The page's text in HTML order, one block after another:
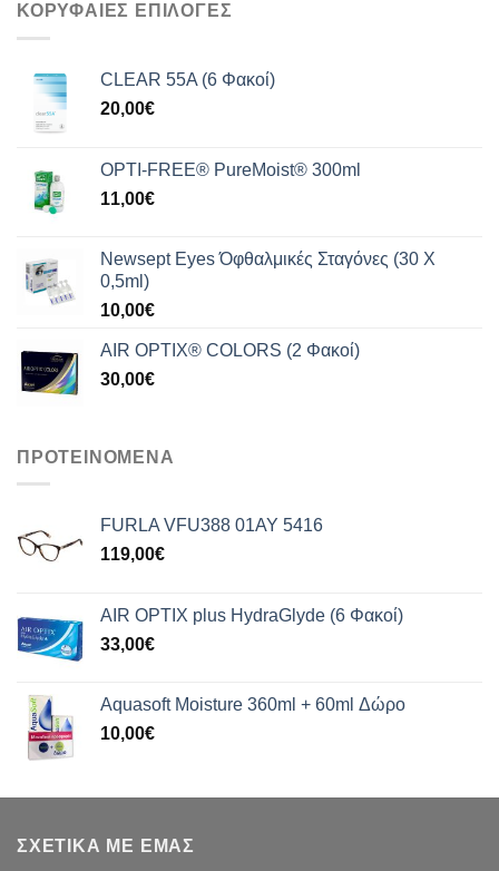
209,99€.
ΚΟΡΥΦΑΙΕΣ ΕΠΙΛΟΓΕΣ
CLEAR 55A (6 Φακοί)
20,00€
OPTI-FREE® PureMoist® 300ml
11,00€
Newsept Eyes Όφθαλμικές Σταγόνες (30 Χ
0,5ml)
10,00€
AIR OPTIX® COLORS (2 Φακοί)
30,00€
ΠΡΟΤΕΙΝΟΜΕΝΑ
FURLA VFU388 01AY 5416
119,00€
AIR OPTIX plus HydraGlyde (6 Φακοί)
33,00€
Aquasoft Moisture 360ml + 60ml Δώρο
10,00€
ΣΧΕΤΙΚΑ ΜΕ ΕΜΑΣ